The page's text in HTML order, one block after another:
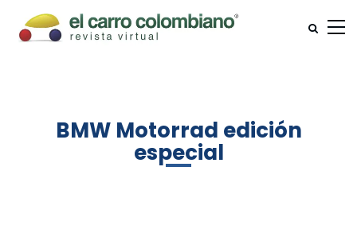
BMW Motorrad edición
especial